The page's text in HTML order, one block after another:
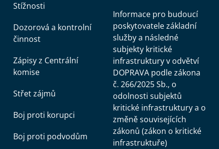
Stížnosti
Dozorová a kontrolní
činnost
Zápisy z Centrální
komise
Střet zájmů
Boj proti korupci
Boj proti podvodům
Informace pro budoucí
poskytovatele základní
služby a následné
subjekty kritické
infrastruktury v odvětví
DOPRAVA podle zákona
č. 266/2025 Sb., o
odolnosti subjektů
kritické infrastruktury a o
změně souvisejících
zákonů (zákon o kritické
infrastruktuře)